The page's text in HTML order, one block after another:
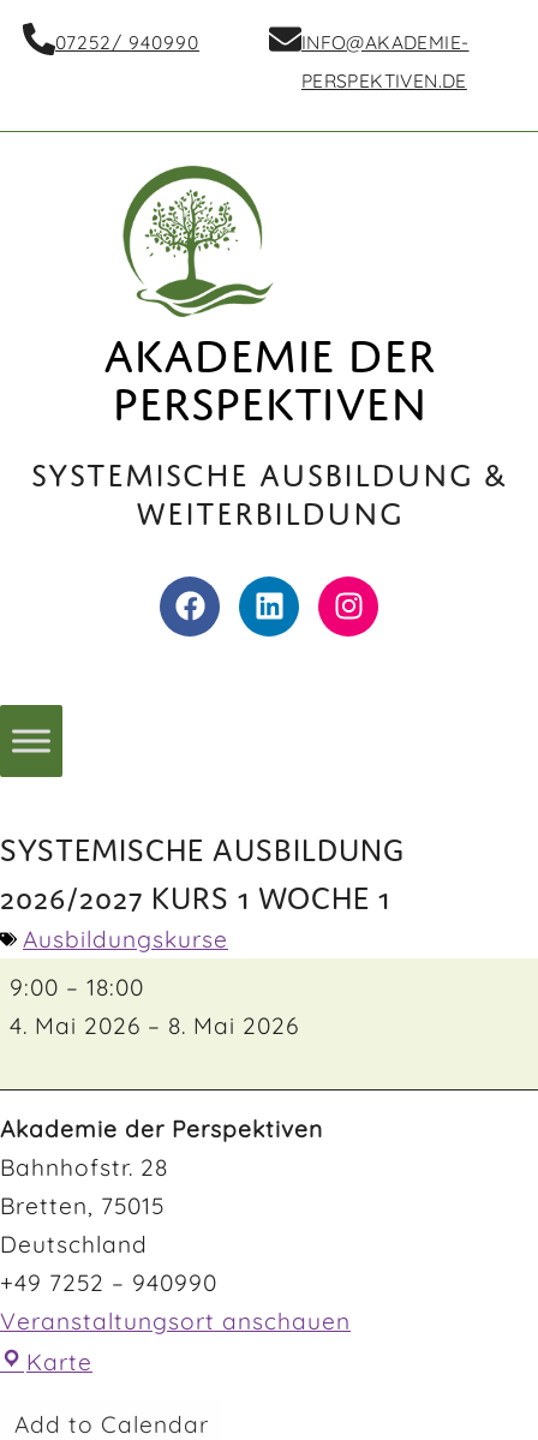
07252/ 940990
INFO@AKADEMIE-
PERSPEKTIVEN.DE
AKADEMIE DER
PERSPEKTIVEN
Systemische Ausbildung &
Weiterbildung
SYSTEMISCHE AUSBILDUNG
2026/2027 KURS 1 WOCHE 1
Ausbildungskurse
9:00 – 18:00
4. Mai 2026 – 8. Mai 2026
Akademie der Perspektiven
Bahnhofstr. 28
Bretten, 75015
Deutschland
+49 7252 – 940990
Veranstaltungsort anschauen
Karte
Add to Calendar